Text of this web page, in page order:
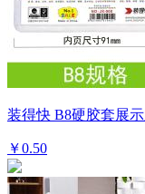
装得快 B8硬胶套展
￥0.50